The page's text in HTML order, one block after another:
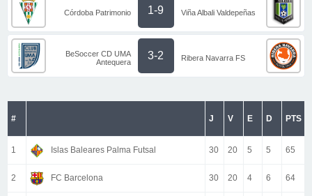
Córdoba Patrimonio 1-9 Viña Albali Valdepeñas
BeSoccer CD UMA
Antequera
3-2 Ribera Navarra FS
# J V E D PTS
1 Islas Baleares Palma Futsal 30 20 5 5 65
2 FC Barcelona 30 20 4 6 64